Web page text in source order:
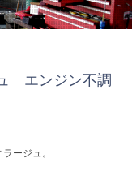
エンジン不調
ージュ。